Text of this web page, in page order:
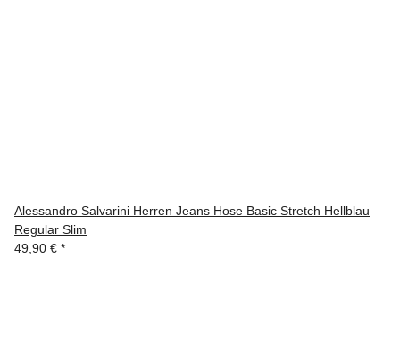
Alessandro Salvarini Herren Jeans Hose Basic Stretch Hellblau
Regular Slim
49,90 € *